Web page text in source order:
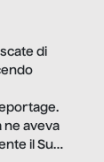
di
ne aveva
il Sud